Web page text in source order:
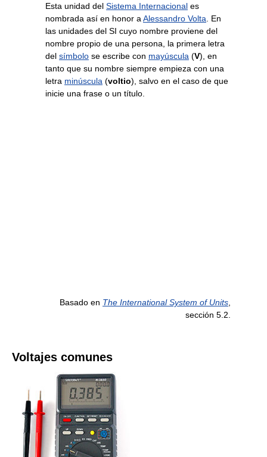
Esta unidad del Sistema Internacional es
nombrada así en honor a Alessandro Volta . En
las unidades del SI cuyo nombre proviene del
nombre propio de una persona, la primera letra
del símbolo se escribe con mayúscula (V), en
tanto que su nombre siempre empieza con una
letra minúscula (voltio), salvo en el caso de que
inicie una frase o un título.
Basado en The International System of Units
sección 5.2.
Voltajes comunes